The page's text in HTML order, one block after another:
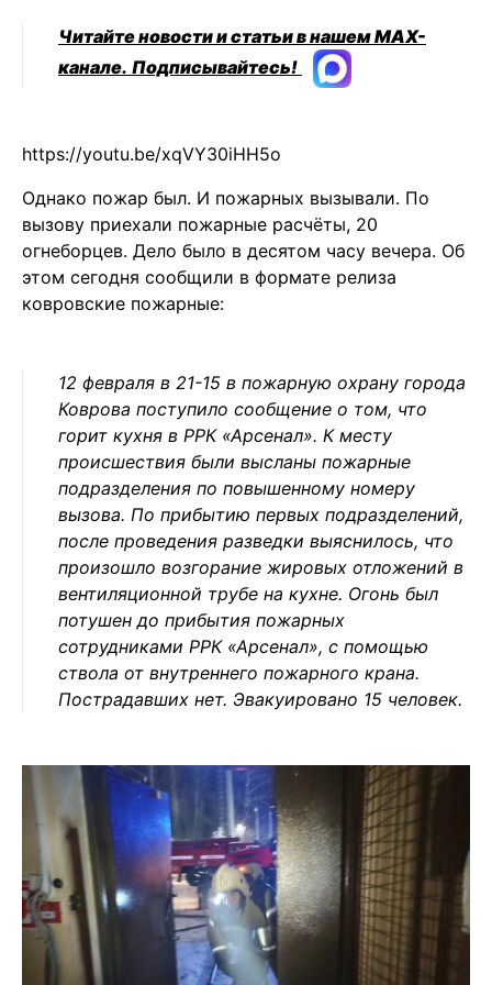
Читайте новости и статьи в нашем MAX-
канале. Подписывайтесь!
https://youtu.be/xqVY30iHH5o
Однако пожар был. И пожарных вызывали. По
вызову приехали пожарные расчёты, 20
огнеборцев. Дело было в десятом часу вечера. Об
этом сегодня сообщили в формате релиза
ковровские пожарные:
12 февраля в 21-15 в пожарную охрану города
Коврова поступило сообщение о том, что
горит кухня в РРК «Арсенал». К месту
происшествия были высланы пожарные
подразделения по повышенному номеру
вызова. По прибытию первых подразделений,
после проведения разведки выяснилось, что
произошло возгорание жировых отложений в
вентиляционной трубе на кухне. Огонь был
потушен до прибытия пожарных
сотрудниками РРК «Арсенал», с помощью
ствола от внутреннего пожарного крана.
Пострадавших нет. Эвакуировано 15 человек.